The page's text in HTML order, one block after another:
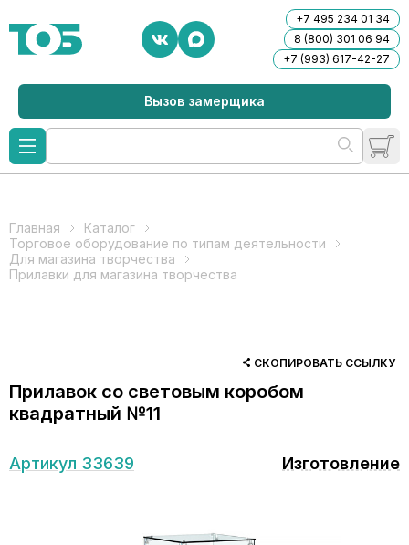
+7 495 234 01 34
8 (800) 301 06 94
+7 (993) 617-42-27
Вызов замерщика
Главная
Каталог
Торговое оборудование по типам деятельности
Для магазина творчества
Прилавки для магазина творчества
СКОПИРОВАТЬ ССЫЛКУ
Прилавок со световым коробом
квадратный №11
Артикул 33639 Изготовление